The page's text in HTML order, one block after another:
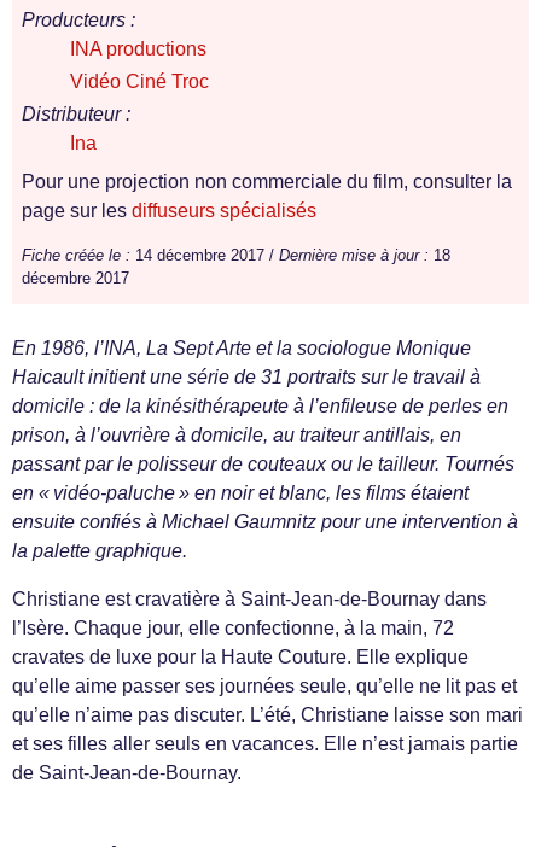
Producteurs :
INA productions
Vidéo Ciné Troc
Distributeur :
Ina
Pour une projection non commerciale du film, consulter la
page sur les diffuseurs spécialisés
Fiche créée le : 14 décembre 2017 / Dernière mise à jour : 18
décembre 2017
En 1986, l’INA, La Sept Arte et la sociologue Monique
Haicault initient une série de 31 portraits sur le travail à
domicile : de la kinésithérapeute à l’enfileuse de perles en
prison, à l’ouvrière à domicile, au traiteur antillais, en
passant par le polisseur de couteaux ou le tailleur. Tournés
en « vidéo-paluche » en noir et blanc, les films étaient
ensuite confiés à Michael Gaumnitz pour une intervention à
la palette graphique.
Christiane est cravatière à Saint-Jean-de-Bournay dans
l’Isère. Chaque jour, elle confectionne, à la main, 72
cravates de luxe pour la Haute Couture. Elle explique
qu’elle aime passer ses journées seule, qu’elle ne lit pas et
qu’elle n’aime pas discuter. L’été, Christiane laisse son mari
et ses filles aller seuls en vacances. Elle n’est jamais partie
de Saint-Jean-de-Bournay.